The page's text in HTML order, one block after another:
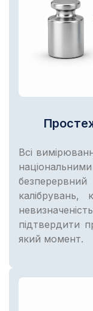
Всі
підтвердити
який момент.